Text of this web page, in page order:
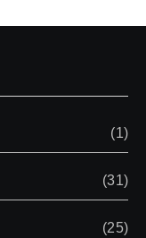
(1)
(31)
(25)